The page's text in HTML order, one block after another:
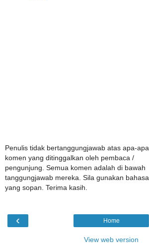
Penulis tidak bertanggungjawab atas apa-apa
komen yang ditinggalkan oleh pembaca /
pengunjung. Semua komen adalah di bawah
tanggungjawab mereka. Sila gunakan bahasa
yang sopan. Terima kasih.
‹ Home
View web version